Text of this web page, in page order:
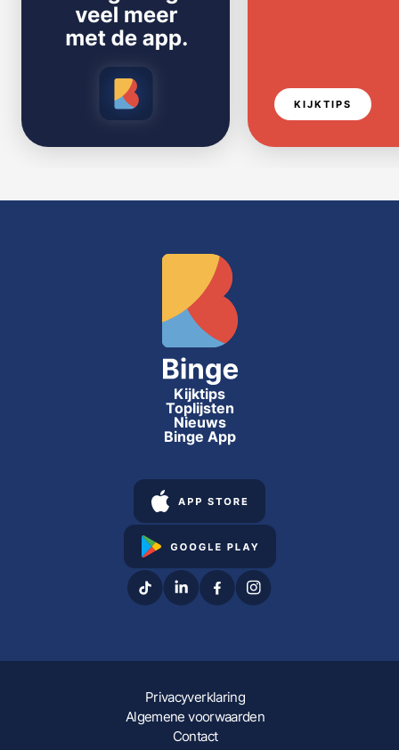
KIJKTIPS
Kijktips
Toplijsten
Nieuws
Binge App
Privacyverklaring
Algemene voorwaarden
Contact